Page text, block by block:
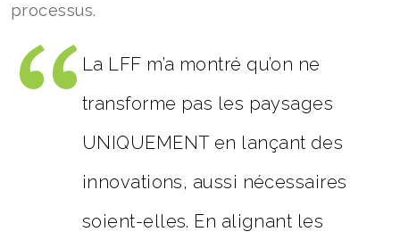
processus.
La LFF m’a montré qu’on ne
transforme pas les paysages
UNIQUEMENT en lançant des
innovations, aussi nécessaires
soient-elles. En alignant les